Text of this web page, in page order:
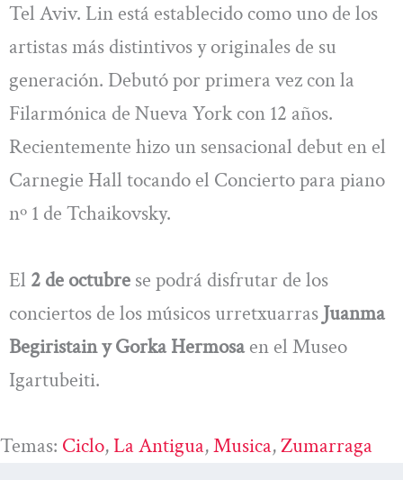
Tel Aviv. Lin está establecido como uno de los
artistas más distintivos y originales de su
generación. Debutó por primera vez con la
Filarmónica de Nueva York con 12 años.
Recientemente hizo un sensacional debut en el
Carnegie Hall tocando el Concierto para piano
nº 1 de Tchaikovsky.
El 2 de octubre se podrá disfrutar de los
conciertos de los músicos urretxuarras Juanma
Begiristain y Gorka Hermosaen el Museo
Igartubeiti.
Temas: Ciclo, La Antigua, Musica, Zumarraga